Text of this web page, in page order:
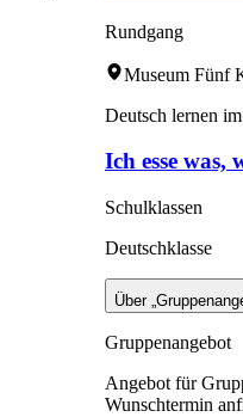
Rundgang
Museum Fünf
Deutsch lernen
Ich esse was,
Schulklassen
Deutschklasse
Über
Gruppenangebot
Angebot für
Wunschtermin